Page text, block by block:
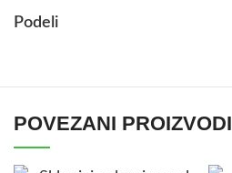
Podeli
POVEZANI PROIZVODI